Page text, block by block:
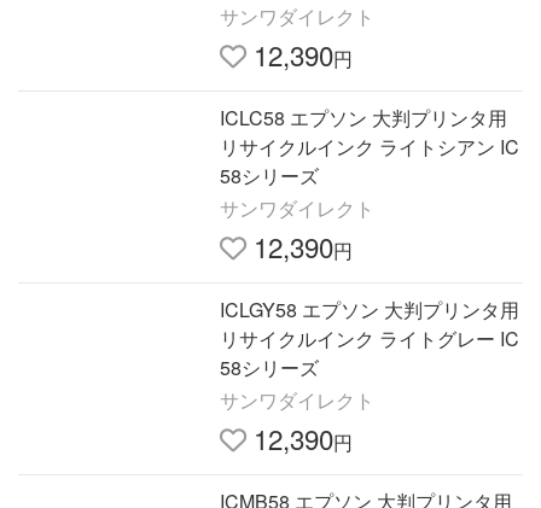
サンワダイレクト
12,390円
ICLC58 エプソン 大判プリンタ用
リサイクルインク ライトシアン IC
58シリーズ
サンワダイレクト
12,390円
ICLGY58 エプソン 大判プリンタ用
リサイクルインク ライトグレー IC
58シリーズ
サンワダイレクト
12,390円
ICMB58 エプソン 大判プリンタ用